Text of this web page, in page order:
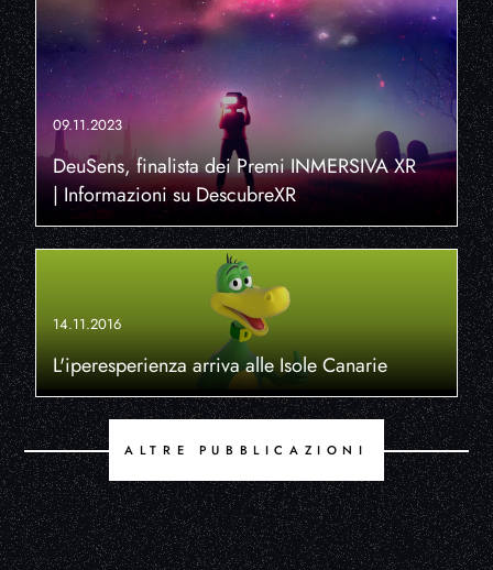
09.11.2023
DeuSens, finalista dei Premi INMERSIVA XR
| Informazioni su DescubreXR
14.11.2016
L'iperesperienza arriva alle Isole Canarie
ALTRE PUBBLICAZIONI